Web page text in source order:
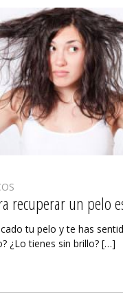
recuperar un pelo
tu pelo y te has
¿Lo tienes sin brillo? […]